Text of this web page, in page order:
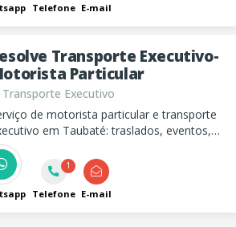
Telefone E-mail
Transporte Executivo-
Particular
Executivo
de motorista particular e transporte
em Taubaté: traslados, eventos,
e traz e
com conforto e segurança.
1
Telefone E-mail